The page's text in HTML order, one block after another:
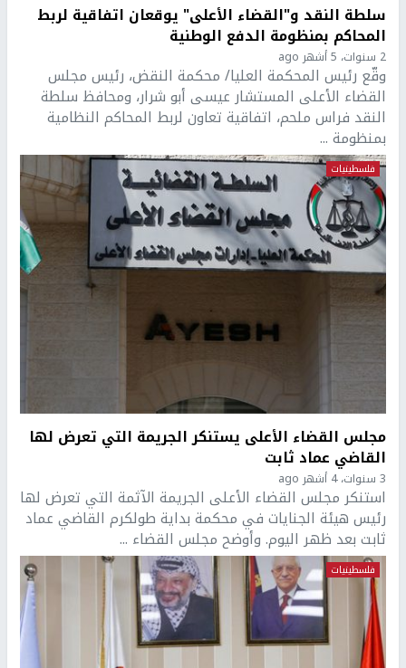
سلطة النقد و"القضاء الأعلى" يوقعان اتفاقية لربط
المحاكم بمنظومة الدفع الوطنية
2 سنوات، 5 أشهر ago
وقّع رئيس المحكمة العليا/ محكمة النقض، رئيس مجلس
القضاء الأعلى المستشار عيسى أبو شرار، ومحافظ سلطة
النقد فراس ملحم، اتفاقية تعاون لربط المحاكم النظامية
بمنظومة ...
فلسطينيات
مجلس القضاء الأعلى يستنكر الجريمة التي تعرض لها
القاضي عماد ثابت
3 سنوات، 4 أشهر ago
استنكر مجلس القضاء الأعلى الجريمة الآثمة التي تعرض لها
رئيس هيئة الجنايات في محكمة بداية طولكرم القاضي عماد
ثابت بعد ظهر اليوم. وأوضح مجلس القضاء ...
فلسطينيات